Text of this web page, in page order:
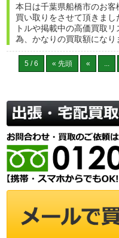
本日は千葉県船橋市のお
買い取りをさせて頂きま
トルや掲載中の高価買取
為、かなりの買取額にな
5 / 6 « 先頭 « ...